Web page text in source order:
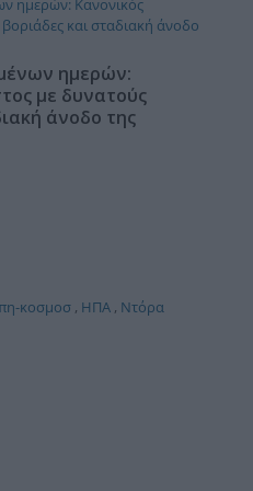
ημερών:
με δυνατούς
άνοδο της
κοσμοσ, ΗΠΑ, Ντόρα